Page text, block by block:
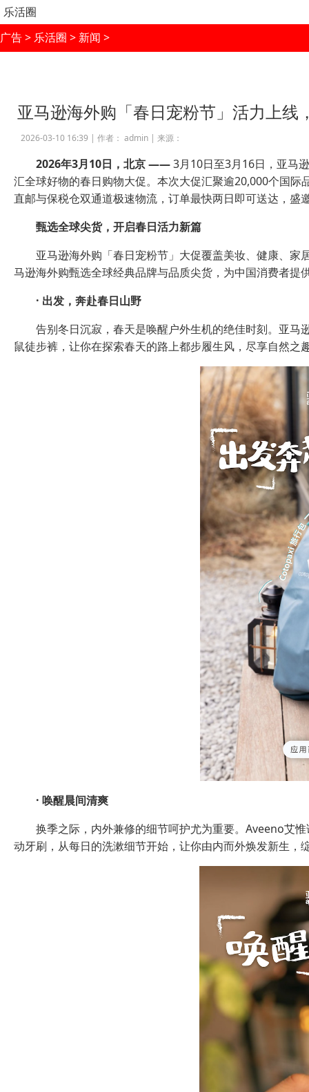
乐活圈
广告> 乐活圈 > 新闻 >
亚马逊海外购「春日宠粉节」活力上线
2026-03-10 16:39 | 作者： admin| 来源：
2026年3月10日，北京 —— 3月10日至3月16日，亚马
汇全球好物的春日购物大促。本次大促汇聚逾20,000个国
直邮与保税仓双通道极速物流，订单最快两日即可送达，
甄选全球尖货， 开启春日活力新篇
亚马逊海外购「春日宠粉节」大促覆盖美妆、健康、
马逊海外购甄选全球经典品牌与品质尖货，为中国消费者提
· 出发，奔赴春日山野
告别冬日沉寂，春天是唤醒户外生机的绝佳时刻。亚
鼠徒步裤，让你在探索春天的路上都步履生风，尽享自然之
· 唤醒晨间清爽
换季之际，内外兼修的细节呵护尤为重要。Aveeno艾
动牙刷，从每日的洗漱细节开始，让你由内而外焕发新生，